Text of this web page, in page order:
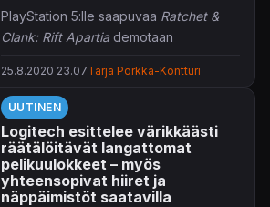
PlayStation 5:lle saapuvaa Ratchet &
Clank: Rift Apartia demotaan
Insomniac Gamesin tulevasta
Clank -seikkailusta nähtiin pelikuvaa jo
kesäkuunFuture of Gaming-
lähetyksessä, mutta tulevana torstaina
nimikettä esitellään pidemmän
leikkaamattoman pelivideon kautta.
25.8.2020 23.07Tarja Porkka-Kontturi
UUTINEN
Logitech esittelee värikkäästi
räätälöitävät langattomat
pelikuulokkeet – myös
yhteensopivat hiiret ja
näppäimistöt saatavilla